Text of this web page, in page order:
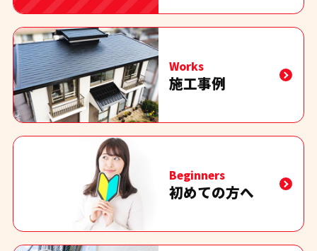
Works
施工事例
Beginners
初めての方へ